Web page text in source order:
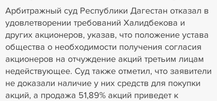
Арбитражный суд Республики Дагестан отказал в
удовлетворении требований Халидбекова и
других акционеров, указав, что положение устава
общества о необходимости получения согласия
акционеров на отчуждение акций третьим лицам
недействующее. Суд также отметил, что заявители
не доказали наличие у них средств для покупки
акций, а продажа 51,89% акций приведет к